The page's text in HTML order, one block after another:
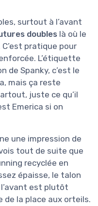
surtout à l’avant
doubles là où le
pratique pour
L’étiquette
de Spanky, c’est le
mais ça reste
juste ce qu’il
Emerica si on
une impression de
tout de suite que
recyclée en
épaisse, le talon
est plutôt
de la place aux orteils.